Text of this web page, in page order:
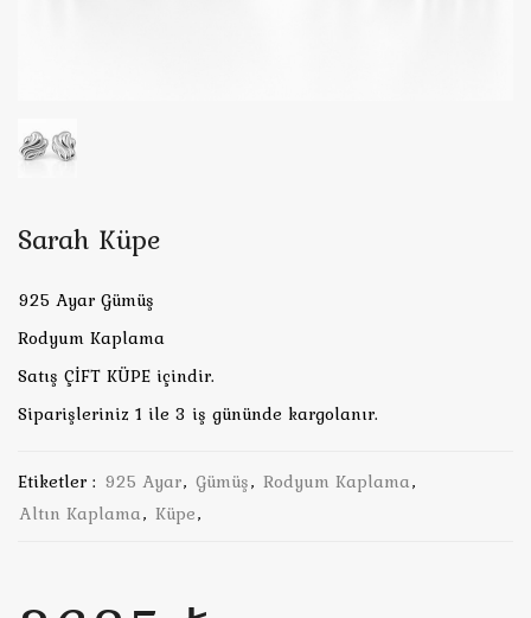
Sarah Küpe
925 Ayar Gümüş
Rodyum Kaplama
Satış ÇİFT KÜPE içindir.
Siparişleriniz 1 ile 3 iş gününde kargolanır.
Etiketler : 925 Ayar, Gümüş, Rodyum Kaplama,
Altın Kaplama, Küpe,